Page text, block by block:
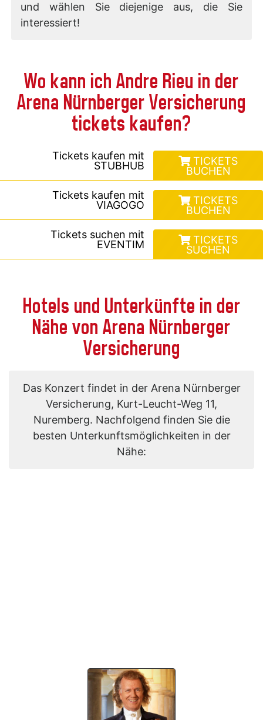
und wählen Sie diejenige aus, die Sie
interessiert!
Wo kann ich Andre Rieu in der
Arena Nürnberger Versicherung
tickets kaufen?
Tickets kaufen mit
STUBHUB
TICKETS
BUCHEN
Tickets kaufen mit
VIAGOGO
TICKETS
BUCHEN
Tickets suchen mit
EVENTIM
TICKETS
SUCHEN
Hotels und Unterkünfte in der
Nähe von Arena Nürnberger
Versicherung
Das Konzert findet in der Arena Nürnberger
Versicherung, Kurt-Leucht-Weg 11,
Nuremberg. Nachfolgend finden Sie die
besten Unterkunftsmöglichkeiten in der
Nähe: